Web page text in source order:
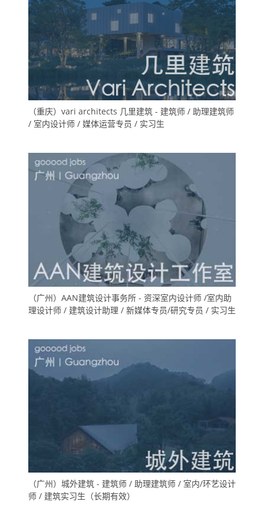
（重庆）vari architects 几里建筑 - 建筑师 / 助理建筑师
/ 室内设计师 / 媒体运营专员 / 实习生
（广州）AAN建筑设计事务所 - 资深室内设计师 /室内助
理设计师 / 建筑设计助理 / 新媒体专员/研究专员 / 实习生
（广州）城外建筑 - 建筑师 / 助理建筑师 / 室内/环艺设计
师 / 建筑实习生（长期有效）